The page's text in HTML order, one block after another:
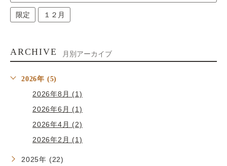
限定 １２月
ARCHIVE 月別アーカイブ
2026年 (5)
2026年8月 (1)
2026年6月 (1)
2026年4月 (2)
2026年2月 (1)
2025年 (22)